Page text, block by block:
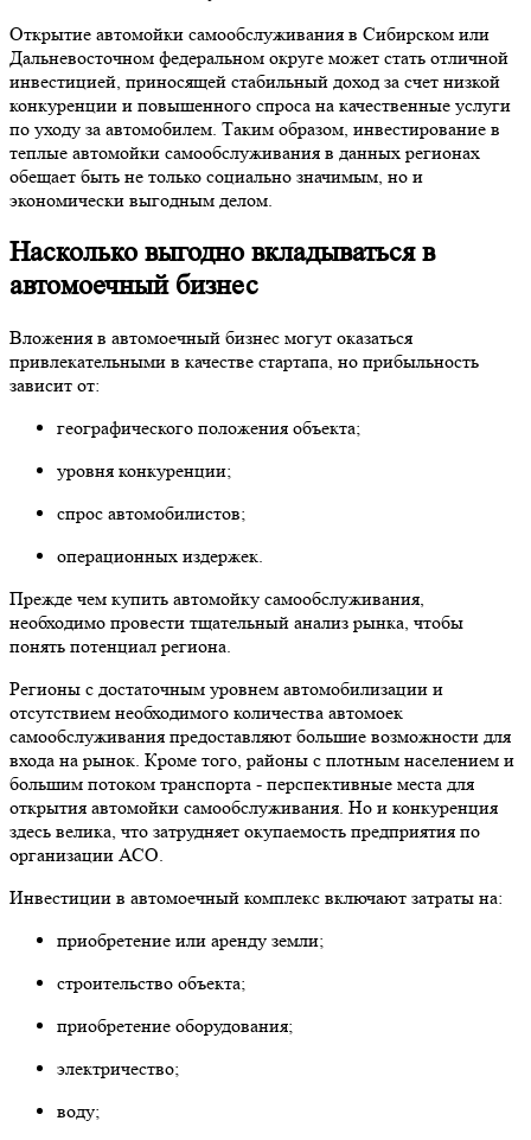
Открытие автомойки самообслуживания в Сибирском или
Дальневосточном федеральном округе может стать отличной
инвестицией, приносящей стабильный доход за счет низкой
конкуренции и повышенного спроса на качественные услуги
по уходу за автомобилем. Таким образом, инвестирование в
теплые автомойки самообслуживания в данных регионах
обещает быть не только социально значимым, но и
экономически выгодным делом.
Насколько выгодно вкладываться в
автомоечный бизнес
Вложения в автомоечный бизнес могут оказаться
привлекательными в качестве стартапа, но прибыльность
зависит от:
географического положения объекта;
уровня конкуренции;
спрос автомобилистов;
операционных издержек.
Прежде чем купить автомойку самообслуживания,
необходимо провести тщательный анализ рынка, чтобы
понять потенциал региона.
Регионы с достаточным уровнем автомобилизации и
отсутствием необходимого количества автомоек
самообслуживания предоставляют большие возможности для
входа на рынок. Кроме того, районы с плотным населением и
большим потоком транспорта - перспективные места для
открытия автомойки самообслуживания. Но и конкуренция
здесь велика, что затрудняет окупаемость предприятия по
организации АСО.
Инвестиции в автомоечный комплекс включают затраты на:
приобретение или аренду земли;
строительство объекта;
приобретение оборудования;
электричество;
воду;